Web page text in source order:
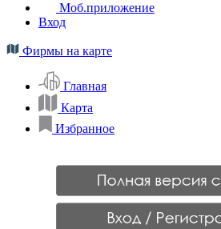
Моб.приложение
Вход
Фирмы на карте
Главная
Карта
Избранное